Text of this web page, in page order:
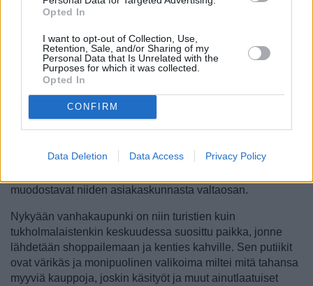
Opted In
I want to opt-out of Collection, Use,
Retention, Sale, and/or Sharing of my
Personal Data that Is Unrelated with the
Purposes for which it was collected.
Opted In
CONFIRM
Data Deletion Data Access Privacy Policy
viettämässä iltaa tai syömässä muualta Tukholmassa,
lähinnä turistien ja viikonloppuisin paikallistenkin
suosimaksi alueeksi, jolle harva lähtee erikseen illalla
juhlimaan tai syömään.
Ruoka- ja juomapaikkoja vanhassakaupungissa on hyvä
määrä miltei missä tahansa sen osassa, eikä
hintatasokaan ole mitenkään muita kaupunginosia
ennen joulua ja pääsiäisenä monet pääkatujen ja -torien
muodostavat niiden asiakaskunnasta valtaosan.
Nykyään vanhakaupunki on niin turistien kuin
tukholmalaistenkin keskuudessa suosittu paikka, jonne
lähdetään shoppailemaan ja kenties kahville. Sen putiikit
ovat värikäs ja monipuolinen valikoima miltei mitä tahansa
myyviä kauppoja, joskin käsityöt ja muut ainutlaatuiset